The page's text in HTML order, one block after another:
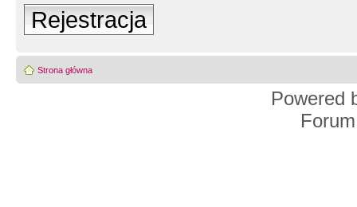
Rejestracja
Strona główna
Powered